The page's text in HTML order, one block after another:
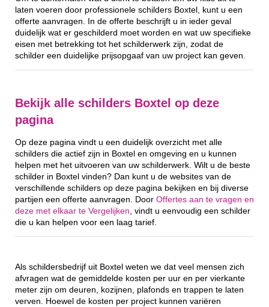
laten voeren door professionele schilders Boxtel, kunt u een
offerte aanvragen. In de offerte beschrijft u in ieder geval
duidelijk wat er geschilderd moet worden en wat uw specifieke
eisen met betrekking tot het schilderwerk zijn, zodat de
schilder een duidelijke prijsopgaaf van uw project kan geven.
Bekijk alle schilders Boxtel op deze
pagina
Op deze pagina vindt u een duidelijk overzicht met alle
schilders die actief zijn in Boxtel en omgeving en u kunnen
helpen met het uitvoeren van uw schilderwerk. Wilt u de beste
schilder in Boxtel vinden? Dan kunt u de websites van de
verschillende schilders op deze pagina bekijken en bij diverse
partijen een offerte aanvragen. Door Offertes aan te vragen en
deze met elkaar te Vergelijken , vindt u eenvoudig een schilder
die u kan helpen voor een laag tarief.
Als schildersbedrijf uit Boxtel weten we dat veel mensen zich
afvragen wat de gemiddelde kosten per uur en per vierkante
meter zijn om deuren, kozijnen, plafonds en trappen te laten
verven. Hoewel de kosten per project kunnen variëren